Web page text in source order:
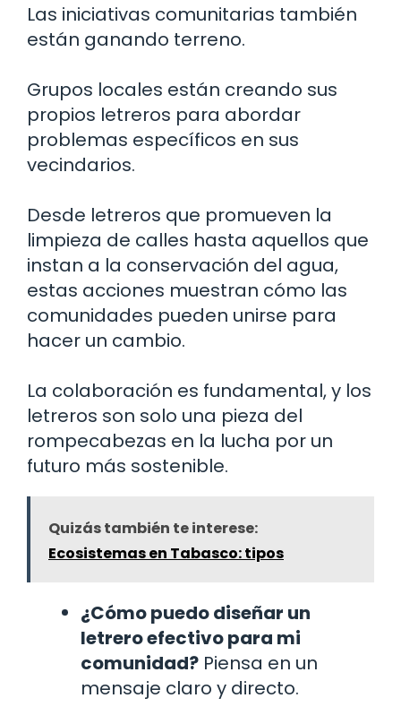
Las iniciativas comunitarias también
están ganando terreno.
Grupos locales están creando sus
propios letreros para abordar
problemas específicos en sus
vecindarios.
Desde letreros que promueven la
limpieza de calles hasta aquellos que
instan a la conservación del agua,
estas acciones muestran cómo las
comunidades pueden unirse para
hacer un cambio.
La colaboración es fundamental, y los
letreros son solo una pieza del
rompecabezas en la lucha por un
futuro más sostenible.
Quizás también te interese:
Ecosistemas en Tabasco: tipos
¿Cómo puedo diseñar un
letrero efectivo para mi
comunidad? Piensa en un
mensaje claro y directo.